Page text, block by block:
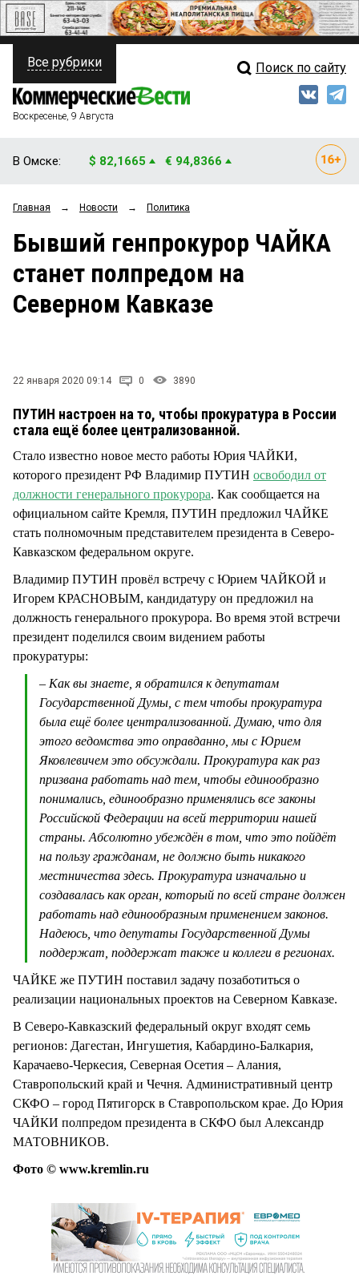
ПОЛИТИКА
ФИНАНСЫ
ОБЩЕСТВО
ЗАКОН
Свежий выпуск
Рейтинги
Блоги
Архив
Все рубрики Поиск по сайту
Воскресенье, 9 Августа
В Омске: $ 82,1665 € 94,8366
Главная → Новости → Политика
Бывший генпрокурор ЧАЙКА
станет полпредом на
Северном Кавказе
22 января 2020 09:14 0 3890
ПУТИН настроен на то, чтобы прокуратура в России
стала ещё более централизованной.
Стало известно новое место работы Юрия ЧАЙКИ,
которого президент РФ Владимир ПУТИН освободил от
должности генерального прокурора. Как сообщается на
официальном сайте Кремля, ПУТИН предложил ЧАЙКЕ
стать полномочным представителем президента в Северо-
Кавказском федеральном округе.
Владимир ПУТИН провёл встречу с Юрием ЧАЙКОЙ и
Игорем КРАСНОВЫМ, кандидатуру он предложил на
должность генерального прокурора. Во время этой встречи
президент поделился своим видением работы
прокуратуры:
– Как вы знаете, я обратился к депутатам
Государственной Думы, с тем чтобы прокуратура
была ещё более централизованной. Думаю, что для
этого ведомства это оправданно, мы с Юрием
Яковлевичем это обсуждали. Прокуратура как раз
призвана работать над тем, чтобы единообразно
понимались, единообразно применялись все законы
Российской Федерации на всей территории нашей
страны. Абсолютно убеждён в том, что это пойдёт
на пользу гражданам, не должно быть никакого
местничества здесь. Прокуратура изначально и
создавалась как орган, который по всей стране должен
работать над единообразным применением законов.
Надеюсь, что депутаты Государственной Думы
поддержат, поддержат также и коллеги в регионах.
ЧАЙКЕ же ПУТИН поставил задачу позаботиться о
реализации национальных проектов на Северном Кавказе.
В Северо-Кавказский федеральный округ входят семь
регионов: Дагестан, Ингушетия, Кабардино-Балкария,
Карачаево-Черкесия, Северная Осетия – Алания,
Ставропольский край и Чечня. Административный центр
СКФО – город Пятигорск в Ставропольском крае. До Юрия
ЧАЙКИ полпредом президента в СКФО был Александр
МАТОВНИКОВ.
Фото © www.kremlin.ru